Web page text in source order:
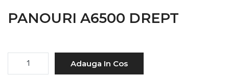
PANOURI A6500 DREPT
Cantitate
Adauga In Cos